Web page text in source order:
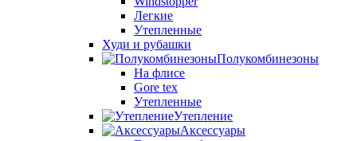
Легкие
Утепленные
Худи и рубашки
Полукомбинезоны
На флисе
Gore tex
Утепленные
Утепление
Аксессуары